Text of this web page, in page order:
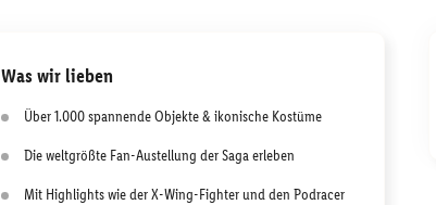
Was wir lieben
Über 1.000 spannende Objekte & ikonische Kostüme
Die weltgrößte Fan-Austellung der Saga erleben
Mit Highlights wie der X-Wing-Fighter und den Podracer